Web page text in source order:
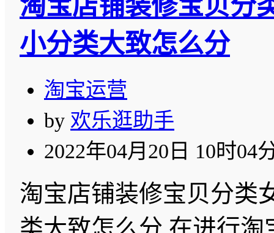
小分类大致怎么分
淘宝运营
by 欢乐逛助手
2022年04月20日 10时04
淘宝店铺装修宝贝分类
类大致怎么分 在进行淘